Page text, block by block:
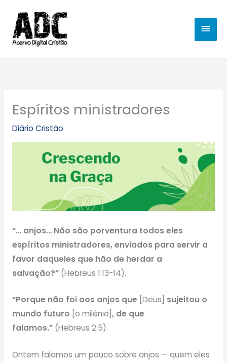
para
conteúdo
Espíritos ministradores
Diário Cristão
“… anjos… Não são porventura todos eles
espíritos ministradores, enviados para servir a
favor daqueles que hão de herdar a
salvação?”(Hebreus 1:13-14).
“Porque não foi aos anjos que [Deus] sujeitou o
mundo futuro [o milênio] , de que
falamos.”(Hebreus 2:5).
Ontem falamos um pouco sobre anjos — quem eles